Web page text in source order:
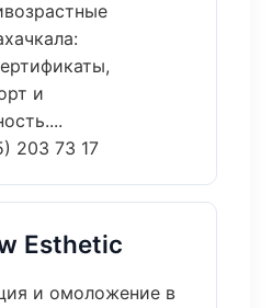
и
203 73 17
Esthetic
и омоложение в